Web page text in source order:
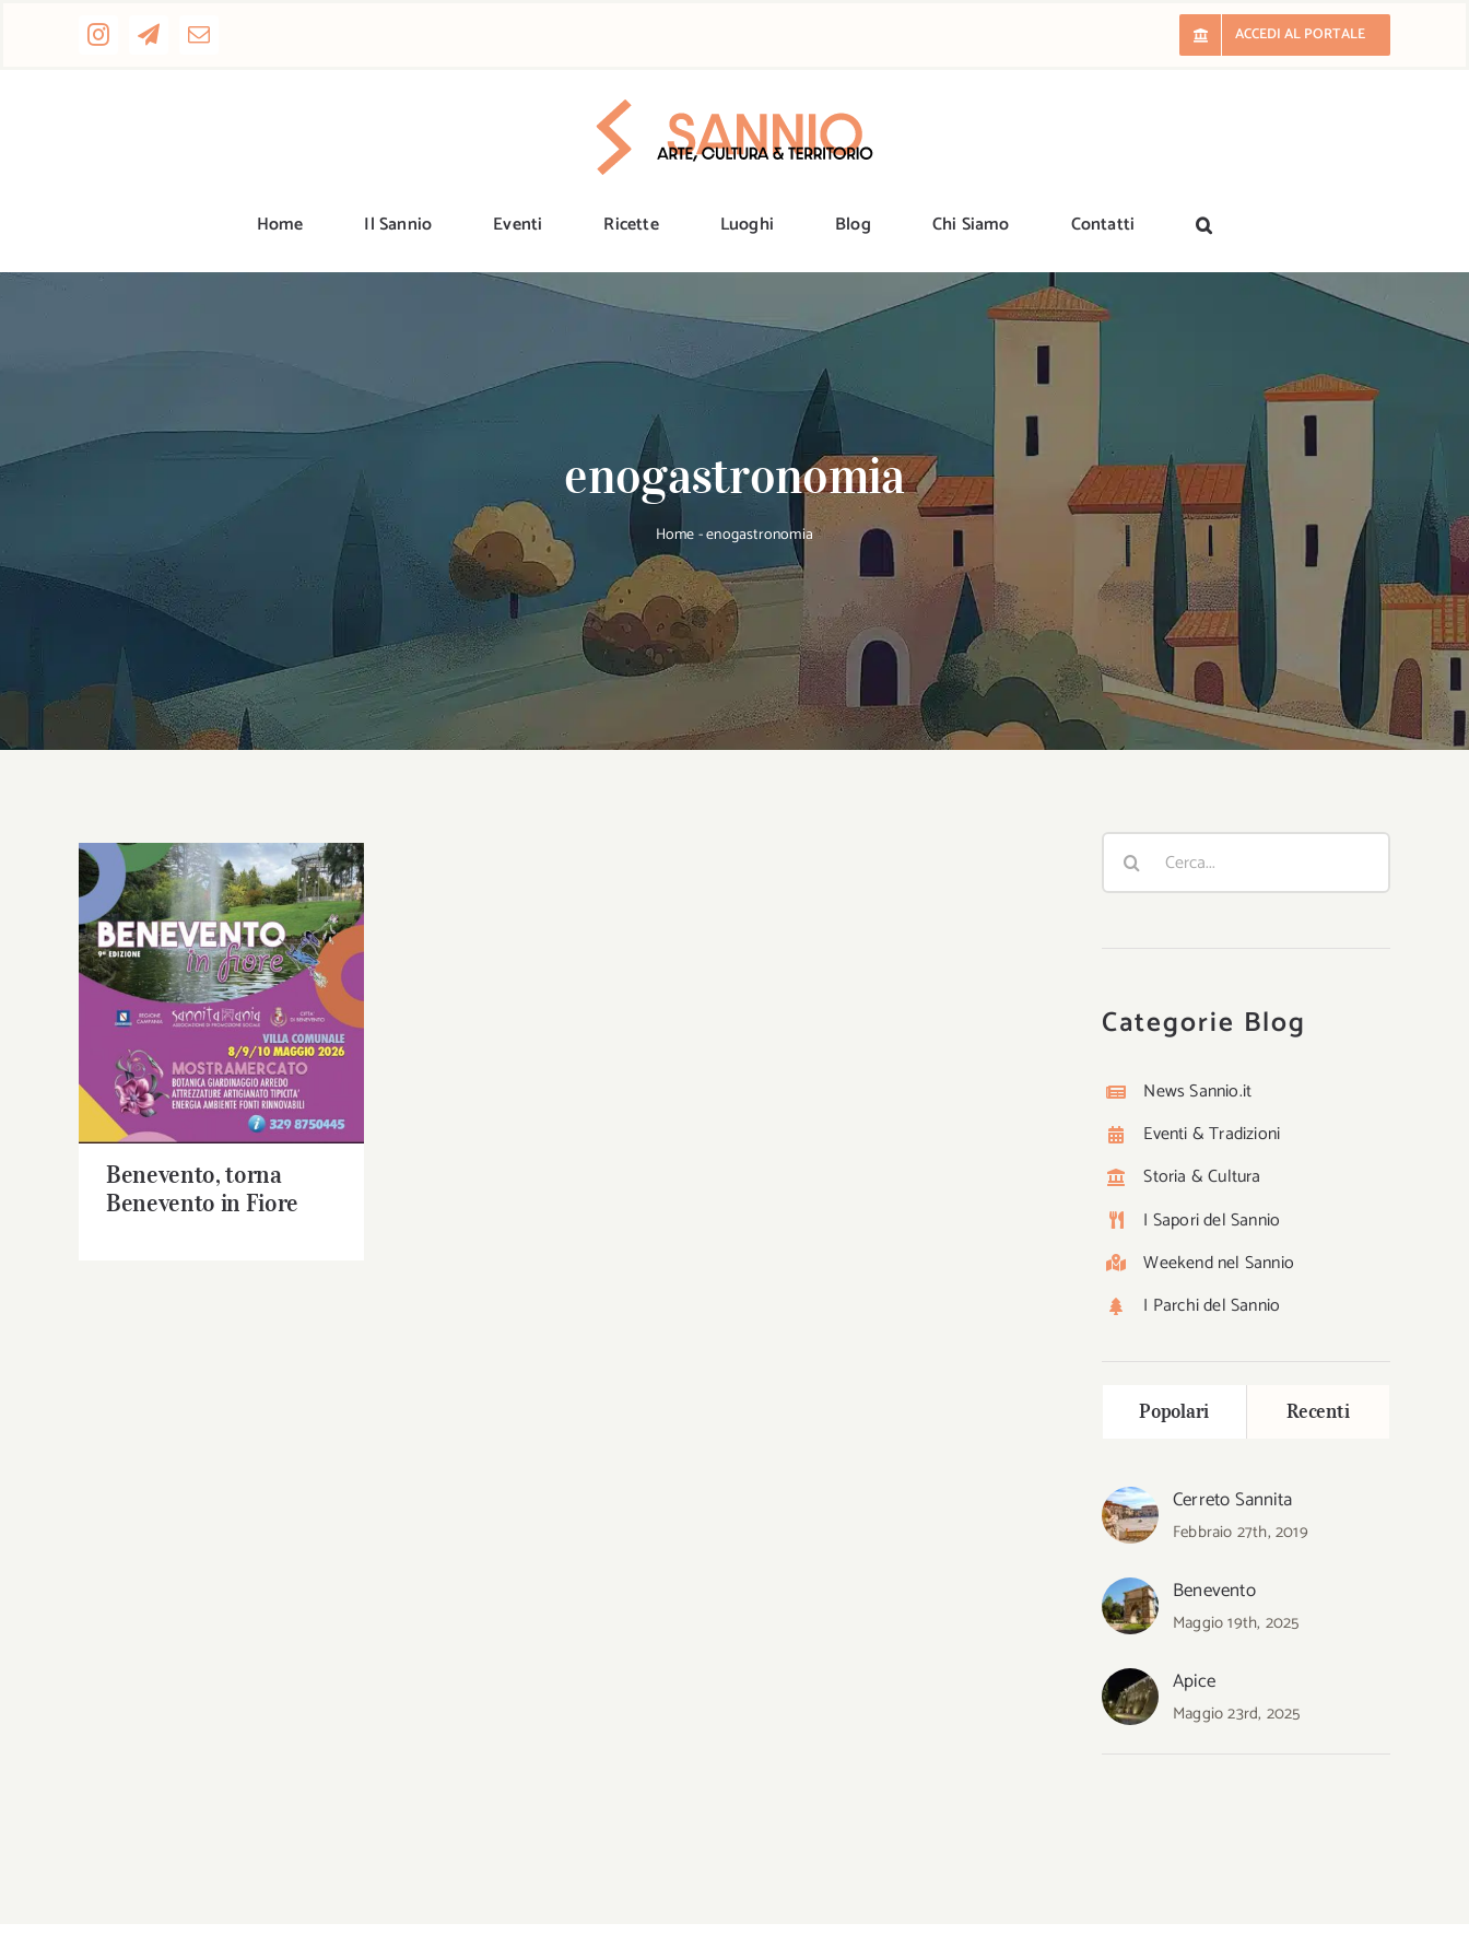
ACCEDI AL PORTALE
Home Il Sannio Eventi Ricette Luoghi Blog Chi Siamo Contatti
enogastronomia
Home-enogastronomia
Benevento, torna Benevento
in Fiore
Benevento, torna
Benevento in Fiore
Cerca
Categorie Blog
News Sannio.it
Eventi & Tradizioni
Storia & Cultura
I Sapori del Sannio
Weekend nel Sannio
I Parchi del Sannio
Popolari Recenti
Cerreto Sannita
Febbraio 27th, 2019
Benevento
Maggio 19th, 2025
Apice
Maggio 23rd, 2025